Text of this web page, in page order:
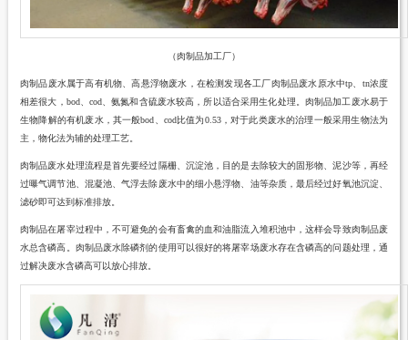
（肉制品加工厂）
肉制品废水属于高有机物、高悬浮物废水，在检测发现各工厂肉制品废水原水中tp、tn浓度
相差很大，bod、cod、氨氮和含硫废水较高，所以适合采用生化处理。肉制品加工废水易于
生物降解的有机废水，其一般bod、cod比值为0.53，对于此类废水的治理一般采用生物法为
主，物化法为辅的处理工艺。
肉制品废水处理流程是首先要经过隔栅、沉淀池，目的是去除较大的固形物、泥沙等，再经
过曝气调节池、混凝池、气浮去除废水中的细小悬浮物、油等杂质，最后经过好氧池沉淀、
滤砂即可达到标准排放。
肉制品在屠宰过程中，不可避免的会有畜禽的血和油脂流入堆积池中，这样会导致肉制品废
水总含磷高。 肉制品废水除磷剂的使用可以很好的将屠宰场废水存在含磷高的问题处理，通
过解决废水含磷高可以放心排放。